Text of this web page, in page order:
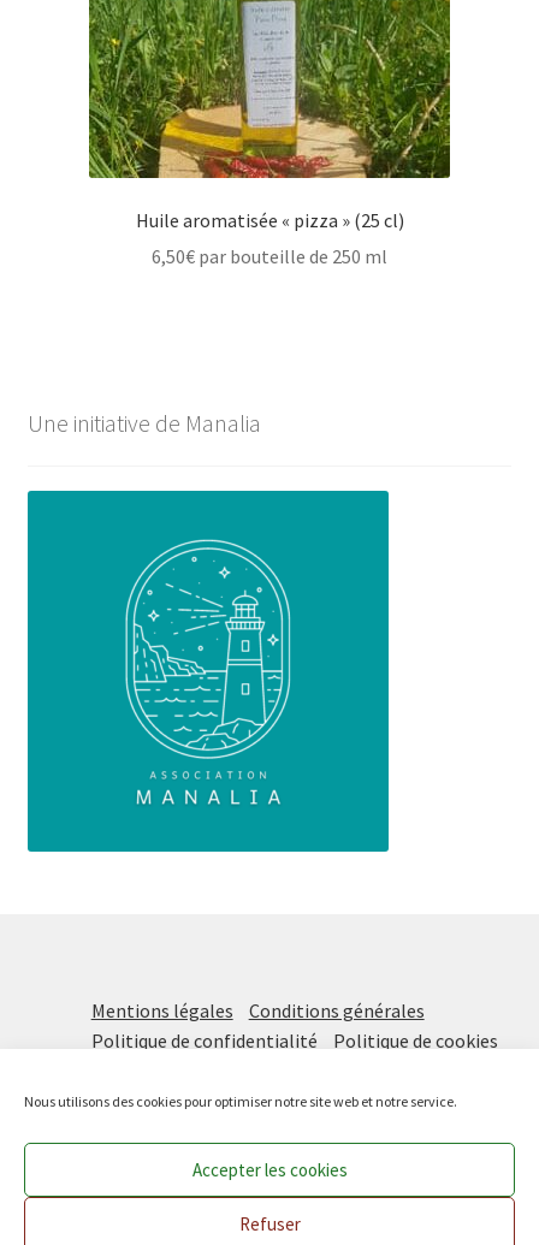
Nous utilisons des cookies pour optimiser notre site web et notre service.
Accepter les cookies
Refuser
Prochaine distribution vendredi 21 août DE 16H à 18H !
Huile aromatisée « pizza » (25 cl)
6,50€ par bouteille de 250 ml
Une initiative de Manalia
Mentions légales
Conditions générales
Politique de confidentialité
Politique de cookies
Les Paniers Solidaires, une initiative deManalia